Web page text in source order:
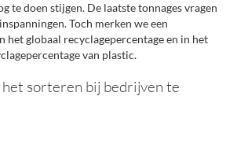
te doen stijgen. De laatste tonnages vragen
Toch merken we een
het globaal recyclagepercentage en in het
van plastic.
het sorteren bij bedrijven te